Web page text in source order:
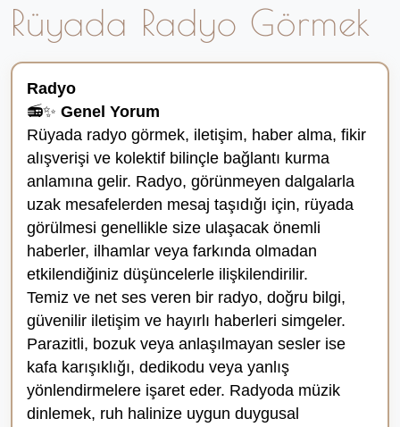
Rüyada Radyo Görmek
Radyo
📻✨ Genel Yorum
Rüyada radyo görmek, iletişim, haber alma, fikir
alışverişi ve kolektif bilinçle bağlantı kurma
anlamına gelir. Radyo, görünmeyen dalgalarla
uzak mesafelerden mesaj taşıdığı için, rüyada
görülmesi genellikle size ulaşacak önemli
haberler, ilhamlar veya farkında olmadan
etkilendiğiniz düşüncelerle ilişkilendirilir.
Temiz ve net ses veren bir radyo, doğru bilgi,
güvenilir iletişim ve hayırlı haberleri simgeler.
Parazitli, bozuk veya anlaşılmayan sesler ise
kafa karışıklığı, dedikodu veya yanlış
yönlendirmelere işaret eder. Radyoda müzik
dinlemek, ruh halinize uygun duygusal